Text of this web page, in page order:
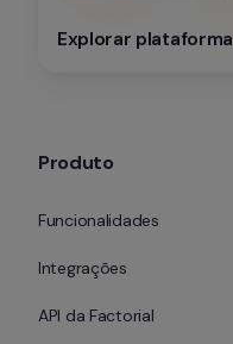
Explorar plataforma
Produto
Funcionalidades
Integrações
API da Factorial